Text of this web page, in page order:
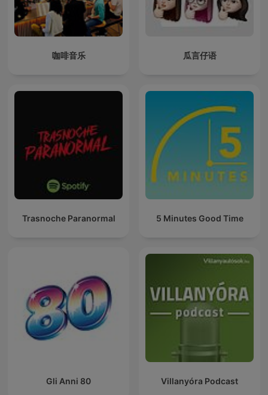
咖啡音乐 瓜言仔语
Trasnoche Paranormal 5 Minutes Good Time
Gli Anni 80 Villanyóra Podcast